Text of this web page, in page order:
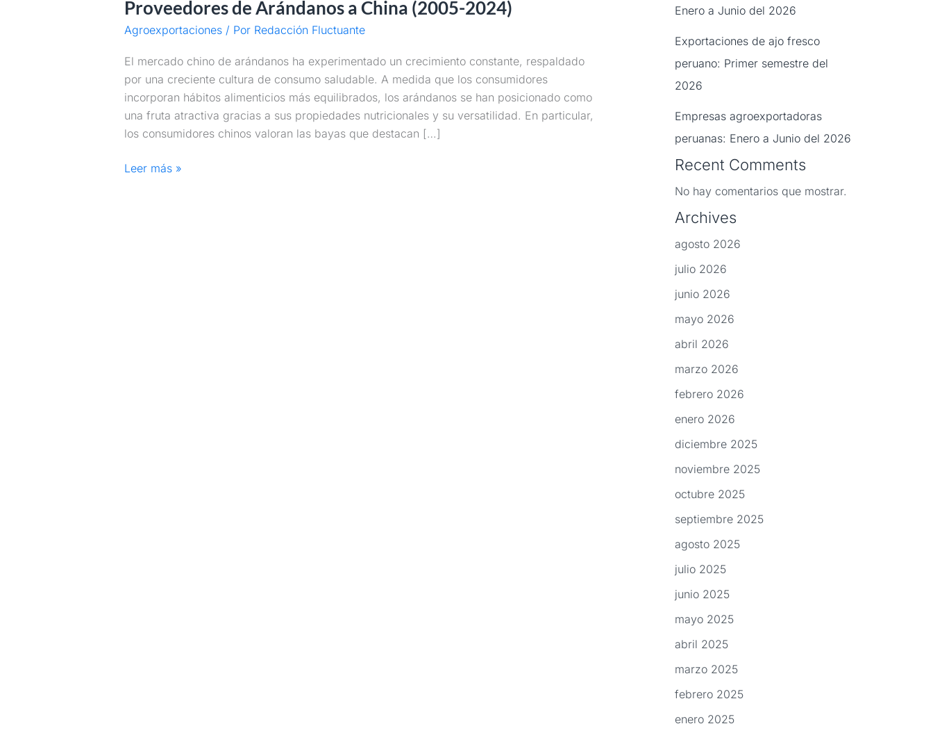
Proveedores de Arándanos a China (2005-2024)
Agroexportaciones/ Por Redacción Fluctuante
El mercado chino de arándanos ha experimentado un crecimiento constante, respaldado
por una creciente cultura de consumo saludable. A medida que los consumidores
incorporan hábitos alimenticios más equilibrados, los arándanos se han posicionado como
una fruta atractiva gracias a sus propiedades nutricionales y su versatilidad. En particular,
los consumidores chinos valoran las bayas que destacan […]
Arándanos
a
(2005-
2024)
Leer más »
Enero a Junio del 2026
Exportaciones de ajo fresco
peruano: Primer semestre del
2026
Empresas agroexportadoras
peruanas: Enero a Junio del 2026
Recent Comments
No hay comentarios que mostrar.
Archives
agosto 2026
julio 2026
junio 2026
mayo 2026
abril 2026
marzo 2026
febrero 2026
enero 2026
diciembre 2025
noviembre 2025
octubre 2025
septiembre 2025
agosto 2025
julio 2025
junio 2025
mayo 2025
abril 2025
marzo 2025
febrero 2025
enero 2025